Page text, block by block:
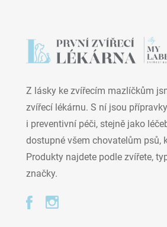
Z lásky ke zvířecím mazlíčkům
zvířecí lékárnu. S ní jsou
i preventivní péči, stejně jako
dostupné všem chovatelům psů,
Produkty najdete podle zvířete,
značky.